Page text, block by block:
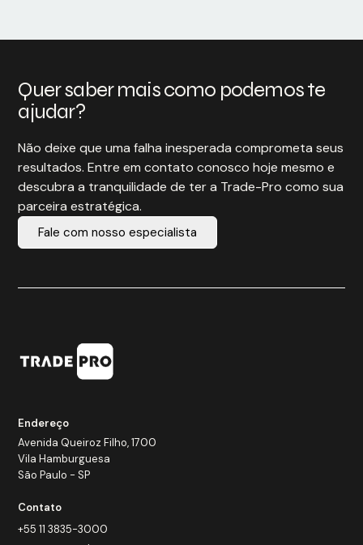
Quer saber mais como podemos te
ajudar?
Não deixe que uma falha inesperada comprometa seus
resultados. Entre em contato conosco hoje mesmo e
descubra a tranquilidade de ter a Trade-Pro como sua
parceira estratégica.
Fale com nosso especialista
Endereço
Avenida Queiroz Filho, 1700
Vila Hamburguesa
São Paulo - SP
Contato
+55 11 3835-3000